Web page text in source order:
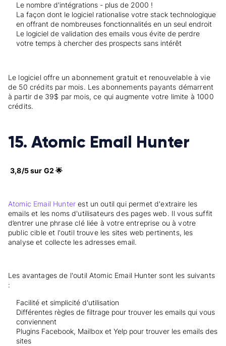
Le nombre d'intégrations - plus de 2000 !
La façon dont le logiciel rationalise votre stack technologique
en offrant de nombreuses fonctionnalités en un seul endroit
Le logiciel de validation des emails vous évite de perdre
votre temps à chercher des prospects sans intérêt
Le logiciel offre un abonnement gratuit et renouvelable à vie
de 50 crédits par mois. Les abonnements payants démarrent
à partir de 39$ par mois, ce qui augmente votre limite à 1000
crédits.
15. Atomic Email Hunter
3,8/5 sur G2 🌟
Atomic Email Hunter est un outil qui permet d'extraire les
emails et les noms d'utilisateurs des pages web. Il vous suffit
d’entrer une phrase clé liée à votre entreprise ou à votre
public cible et l'outil trouve les sites web pertinents, les
analyse et collecte les adresses email.
Les avantages de l'outil Atomic Email Hunter sont les suivants
:
Facilité et simplicité d'utilisation
Différentes règles de filtrage pour trouver les emails qui vous
conviennent
Plugins Facebook, Mailbox et Yelp pour trouver les emails des
sites